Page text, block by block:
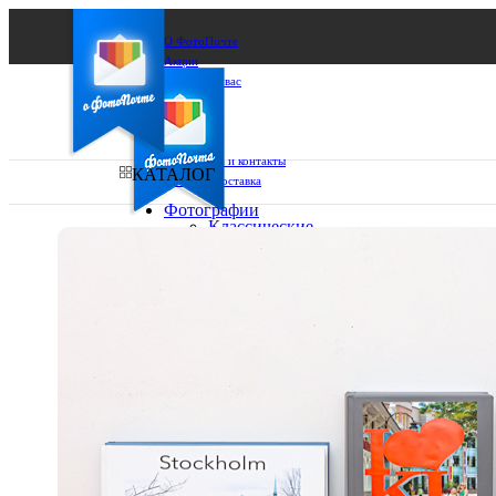
О ФотоПочте
Акции
Сделаем за вас
Бизнесу
FAQ
Франшиза
Поддержка и контакты
Оплата и доставка
КАТАЛОГ
Фотографии
Классические
А4
Фото